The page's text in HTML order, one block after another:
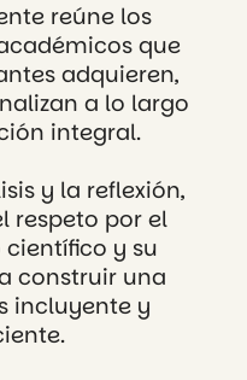
reúne los
que
adquieren,
a lo largo
integral.
y la reflexión,
respeto por el
y su
construir una
incluyente y